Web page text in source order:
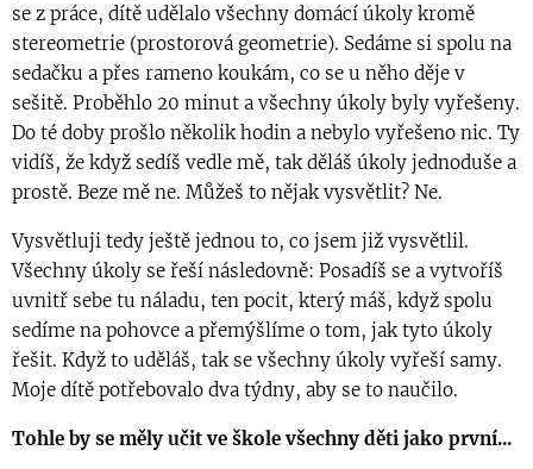
se z práce, dítě udělalo všechny domácí úkoly kromě
stereometrie (prostorová geometrie). Sedáme si spolu na
sedačku a přes rameno koukám, co se u něho děje v
sešitě. Proběhlo 20 minut a všechny úkoly byly vyřešeny.
Do té doby prošlo několik hodin a nebylo vyřešeno nic. Ty
vidíš, že když sedíš vedle mě, tak děláš úkoly jednoduše a
prostě. Beze mě ne. Můžeš to nějak vysvětlit? Ne.
Vysvětluji tedy ještě jednou to, co jsem již vysvětlil.
Všechny úkoly se řeší následovně: Posadíš se a vytvoříš
uvnitř sebe tu náladu, ten pocit, který máš, když spolu
sedíme na pohovce a přemýšlíme o tom, jak tyto úkoly
řešit. Když to uděláš, tak se všechny úkoly vyřeší samy.
Moje dítě potřebovalo dva týdny, aby se to naučilo.
Tohle by se měly učit ve škole všechny děti jako první...